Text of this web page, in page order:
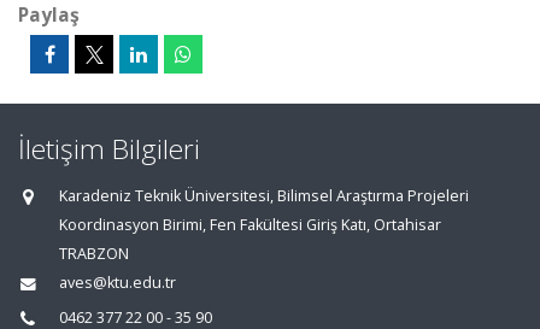
Paylaş
İletişim Bilgileri
Karadeniz Teknik Üniversitesi, Bilimsel Araştırma Projeleri
Koordinasyon Birimi, Fen Fakültesi Giriş Katı, Ortahisar
TRABZON
aves@ktu.edu.tr
0462 377 22 00 - 35 90